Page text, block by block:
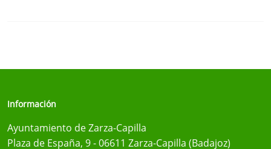
Información
Ayuntamiento de Zarza-Capilla
Plaza de España, 9 - 06611 Zarza-Capilla (Badajoz)